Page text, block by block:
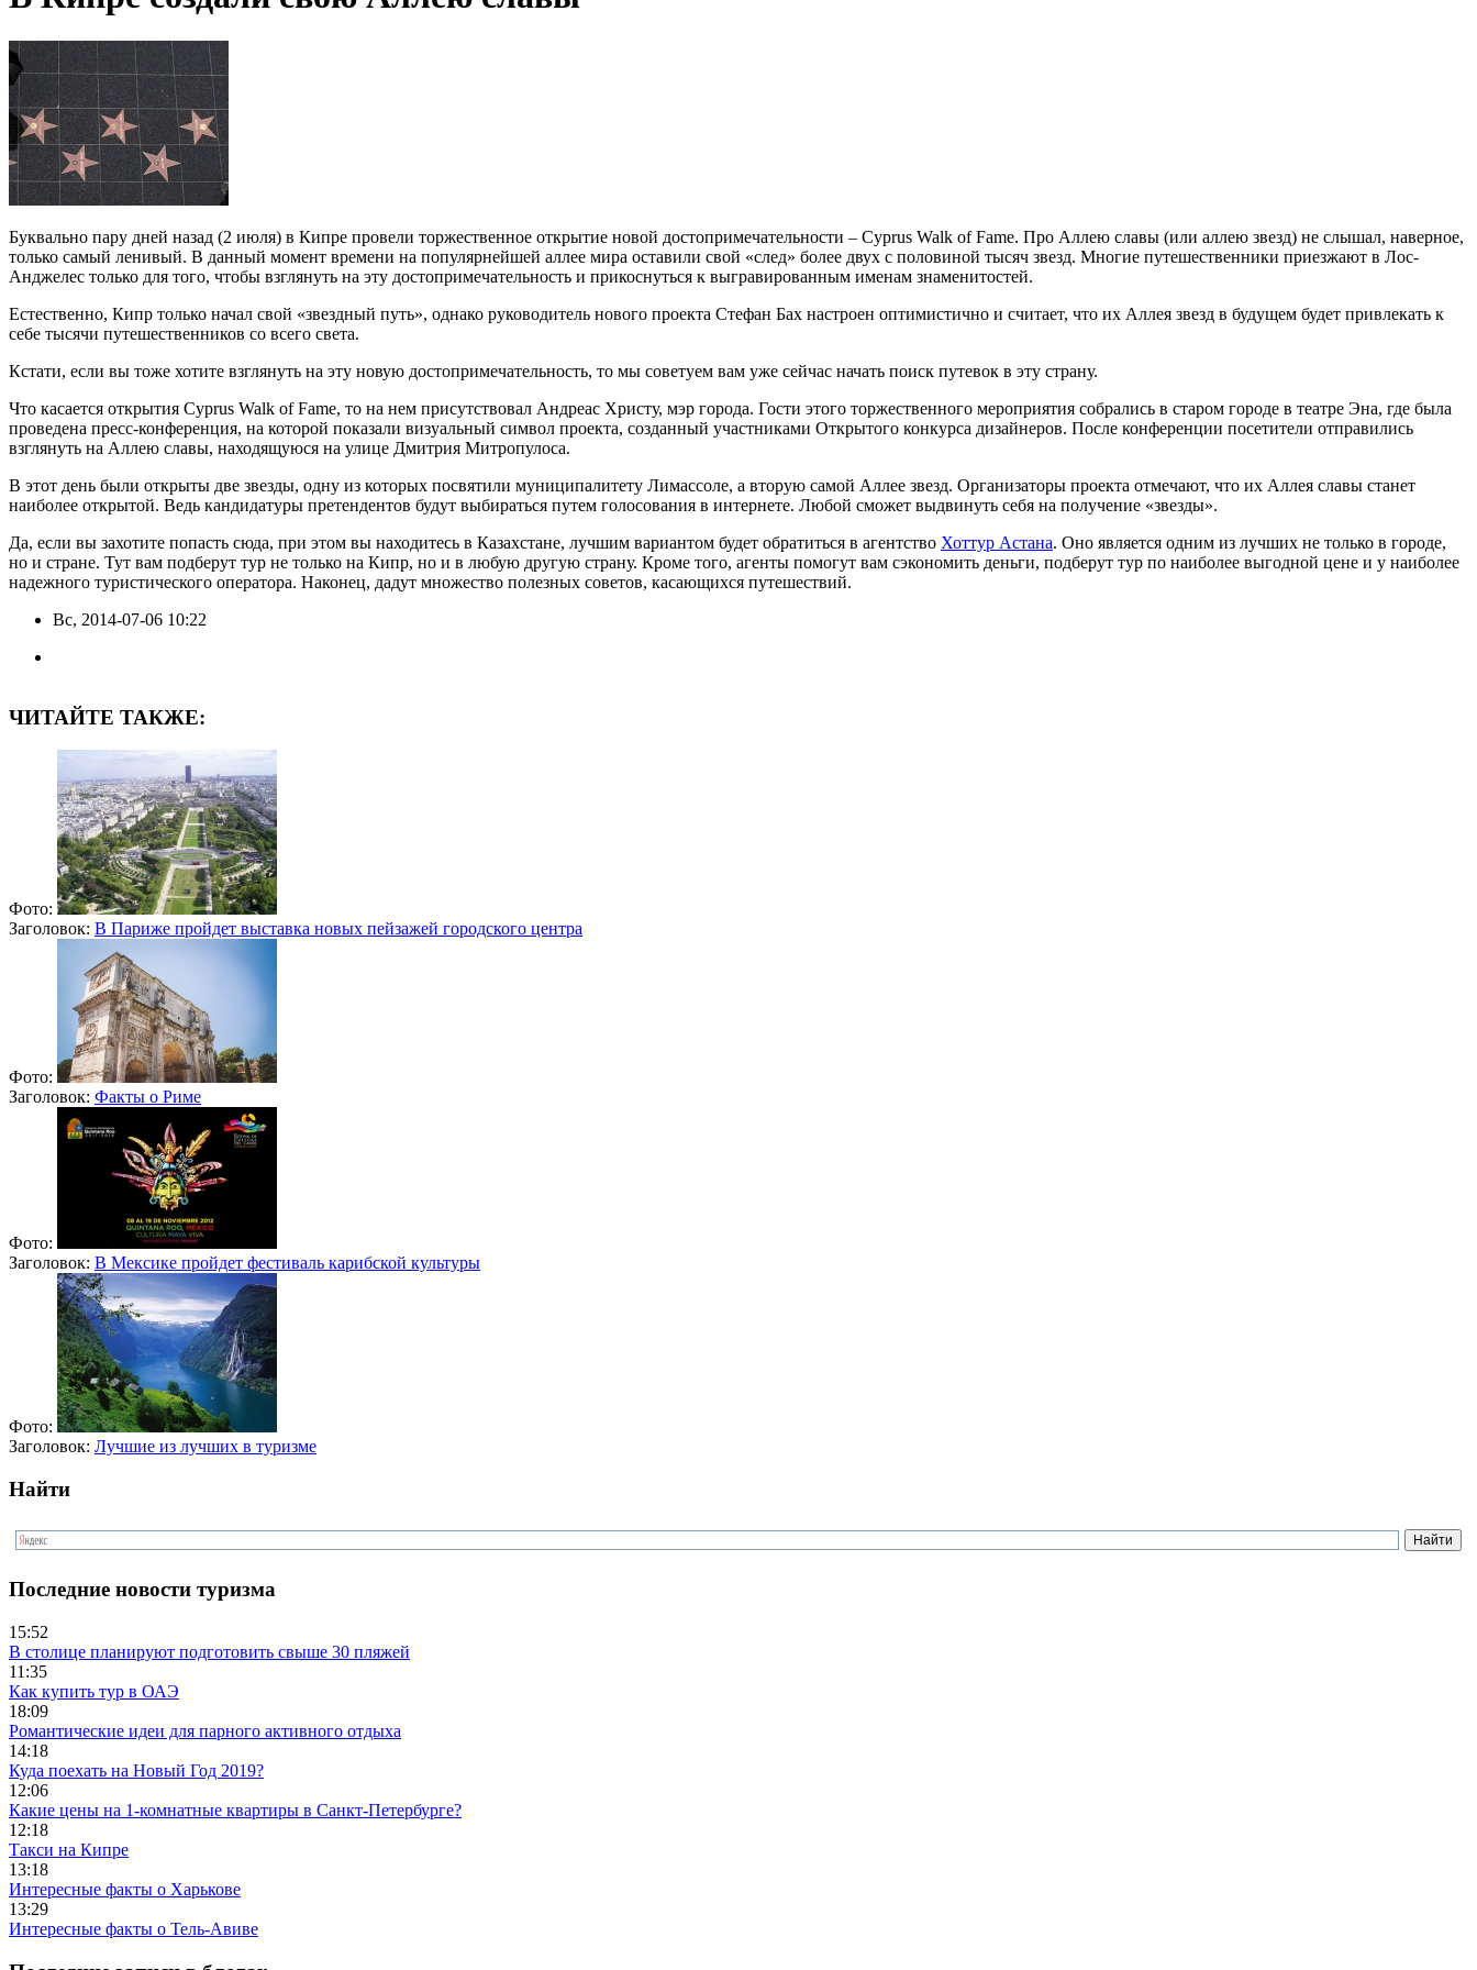
Буквально пару дней назад (2 июля) в Кипре провели торжественное открытие новой достопримечательности – Cyprus Walk of Fame. Про Аллею славы (или аллею звезд) не слышал, наверное,
только самый ленивый. В данный момент времени на популярнейшей аллее мира оставили свой «след» более двух с половиной тысяч звезд. Многие путешественники приезжают в Лос-
Анджелес только для того, чтобы взглянуть на эту достопримечательность и прикоснуться к выгравированным именам знаменитостей.
Естественно, Кипр только начал свой «звездный путь», однако руководитель нового проекта Стефан Бах настроен оптимистично и считает, что их Аллея звезд в будущем будет привлекать к
себе тысячи путешественников со всего света.
Кстати, если вы тоже хотите взглянуть на эту новую достопримечательность, то мы советуем вам уже сейчас начать поиск путевок в эту страну.
Что касается открытия Cyprus Walk of Fame, то на нем присутствовал Андреас Христу, мэр города. Гости этого торжественного мероприятия собрались в старом городе в театре Эна, где была
проведена пресс-конференция, на которой показали визуальный символ проекта, созданный участниками Открытого конкурса дизайнеров. После конференции посетители отправились
взглянуть на Аллею славы, находящуюся на улице Дмитрия Митропулоса.
В этот день были открыты две звезды, одну из которых посвятили муниципалитету Лимассоле, а вторую самой Аллее звезд. Организаторы проекта отмечают, что их Аллея славы станет
наиболее открытой. Ведь кандидатуры претендентов будут выбираться путем голосования в интернете. Любой сможет выдвинуть себя на получение «звезды».
Да, если вы захотите попасть сюда, при этом вы находитесь в Казахстане, лучшим вариантом будет обратиться в агентство Хоттур Астана. Оно является одним из лучших не только в городе,
но и стране. Тут вам подберут тур не только на Кипр, но и в любую другую страну. Кроме того, агенты помогут вам сэкономить деньги, подберут тур по наиболее выгодной цене и у наиболее
надежного туристического оператора. Наконец, дадут множество полезных советов, касающихся путешествий.
Вс, 2014-07-06 10:22
ЧИТАЙТЕ ТАКЖЕ:
Фото:
Заголовок: В Париже пройдет выставка новых пейзажей городского центра
Фото:
Заголовок: Факты о Риме
Фото:
Заголовок: В Мексике пройдет фестиваль карибской культуры
Фото:
Заголовок: Лучшие из лучших в туризме
Найти
Последние новости туризма
15:52
В столице планируют подготовить свыше 30 пляжей
11:35
Как купить тур в ОАЭ
18:09
Романтические идеи для парного активного отдыха
14:18
Куда поехать на Новый Год 2019?
12:06
Какие цены на 1-комнатные квартиры в Санкт-Петербурге?
12:18
Такси на Кипре
13:18
Интересные факты о Харькове
13:29
Интересные факты о Тель-Авиве